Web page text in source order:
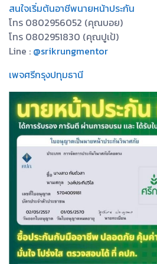
สนใจเริ่มต้นอาชีพนายหน้าประกัน
โทร 0802956052 (คุณบอย)
โทร 0802951830 (คุณปูเป้)
Line : @srikrungmentor
เพจศรีกรุงปทุมธานี